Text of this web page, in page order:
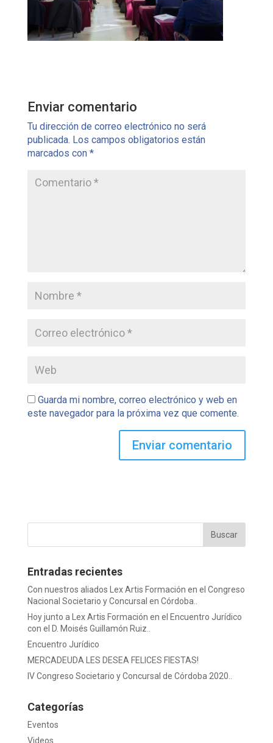
Enviar comentario
Tu dirección de correo electrónico no será
publicada. Los campos obligatorios están
marcados con *
Guarda mi nombre, correo electrónico y web en
este navegador para la próxima vez que comente.
Entradas recientes
Con nuestros aliados Lex Artis Formación en el Congreso
Nacional Societario y Concursal en Córdoba..
Hoy junto a Lex Artis Formación en el Encuentro Jurídico
con el D. Moisés Guillamón Ruiz..
Encuentro Jurídico
MERCADEUDA LES DESEA FELICES FIESTAS!
IV Congreso Societario y Concursal de Córdoba 2020..
Categorías
Eventos
Videos